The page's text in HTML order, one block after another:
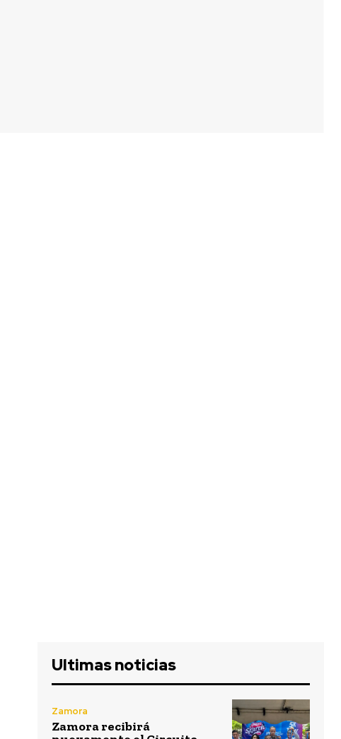
Ultimas noticias
Zamora
Zamora recibirá